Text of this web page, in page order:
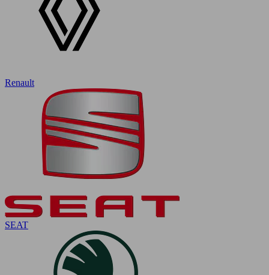
Renault
SEAT